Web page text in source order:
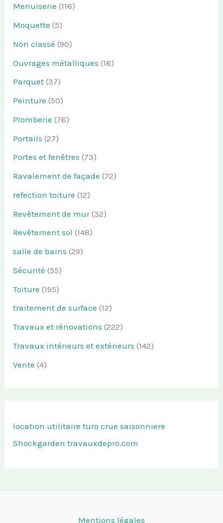
Menuiserie (116)
Moquette (5)
Non classé (90)
Ouvrages métalliques (18)
Parquet (37)
Peinture (50)
Plomberie (76)
Portails (27)
Portes et fenêtres (73)
Ravalement de façade (72)
refection toiture (12)
Revêtement de mur(32)
Revêtement sol (148)
salle de bains (29)
Sécurité (55)
Toiture (195)
traitement de surface (12)
Travaux et rénovations (222)
Travaux intérieurs et extérieurs (142)
Vente (4)
location utilitaire turo crue saisonniere
Shockgarden travauxdepro.com
Mentions légales